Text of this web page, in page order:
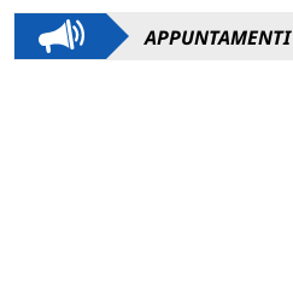
APPUNTAMENTI